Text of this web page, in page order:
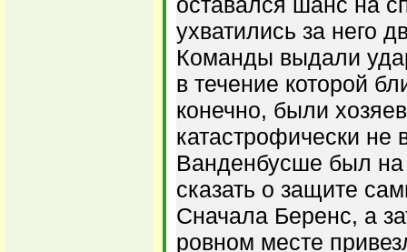
ухватились за него
Команды выдали
в течение которой
конечно, были
катастрофически не
Ванденбусше был на
сказать о защите
Сначала Беренс, а
ровном месте